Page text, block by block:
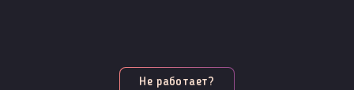
Не работает?